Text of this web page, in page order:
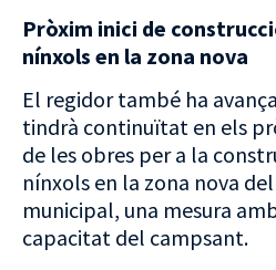
Pròxim inici de
nínxols en la zona nova
El regidor també ha
tindrà continuïtat en els
de les obres per a la
nínxols en la zona nova
municipal, una mesura
capacitat del campsant.